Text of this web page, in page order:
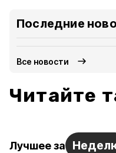
Последние
Все новости
Читайте
Лучшее за